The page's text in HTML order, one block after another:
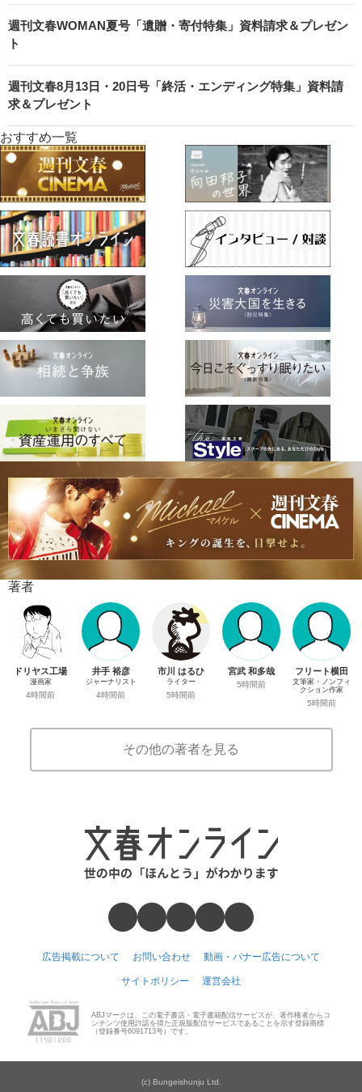
週刊文春WOMAN夏号「遺贈・寄付特集」資料請求＆プレゼン
ト
週刊文春8月13日・20日号「終活・エンディング特集」資料請
求＆プレゼント
おすすめ一覧
著者
ドリヤス工場
漫画家
4時間前
井手 裕彦
ジャーナリスト
4時間前
市川 はるひ
ライター
5時間前
宮武 和多哉
5時間前
フリート横田
文筆家・ノンフィ
クション作家
5時間前
その他の著者を見る
広告掲載について お問い合わせ 動画・バナー広告について
サイトポリシー 運営会社
ABJマークは、この電子書店・電子書籍配信サービスが、著作権者からコ
ンテンツ使用許諾を得た正規版配信サービスであることを示す登録商標
（登録番号6091713号）です。
(c) Bungeishunju Ltd.